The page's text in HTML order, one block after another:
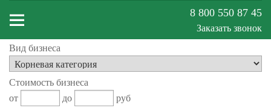
Меню
сайта
8 800 550 87 45
Заказать звонок
Вид бизнеса
Стоимость бизнеса
от
до
руб